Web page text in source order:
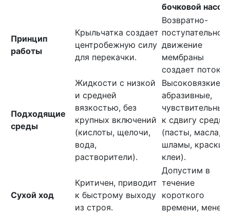
бочковой насос
Принцип
работы
Крыльчатка создает
центробежную силу
для перекачки.
Возвратно-
поступательное
движение
мембраны
создает поток.
Подходящие
среды
Жидкости с низкой
и средней
вязкостью, без
крупных включений
(кислоты, щелочи,
вода,
растворители).
Высоковязкие,
абразивные,
чувствительные
к сдвигу среды
(пасты, масла,
шламы, краски,
клеи).
Сухой ход
Критичен, приводит
к быстрому выходу
из строя.
Допустим в
течение
короткого
времени, менее